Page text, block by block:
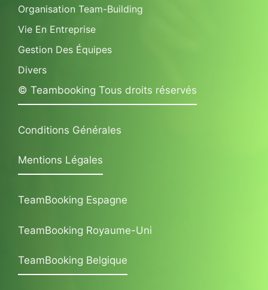
Organisation Team-Building
Vie En Entreprise
Gestion Des Équipes
Divers
© Teambooking Tous droits réservés
Conditions Générales
Mentions Légales
TeamBooking Espagne
TeamBooking Royaume-Uni
TeamBooking Belgique